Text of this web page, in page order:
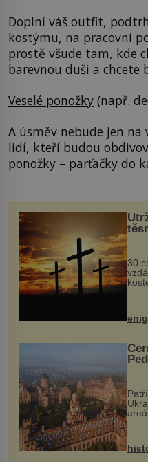
Doplní váš outfit,
kostýmu, na pracovní
prostě všude tam, kde
barevnou duši a chcete
Veselé ponožky (např.
A úsměv nebude jen
lidí, kteří budou
ponožky – parťačky do
30
...
na